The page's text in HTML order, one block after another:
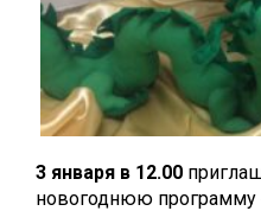
3 января в 12.00
новогоднюю программу